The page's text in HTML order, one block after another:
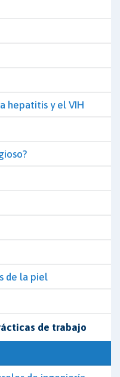
hepatitis y el VIH
de la piel
de trabajo